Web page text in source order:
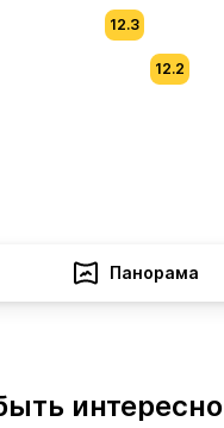
12.2
12.3
Панорама
интересно